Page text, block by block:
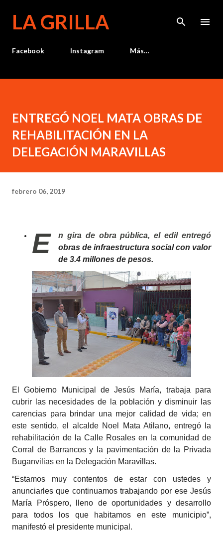
LA GRILLA
Facebook Instagram Más…
ENTREGÓ NOEL MATA OBRAS DE
REHABILITACIÓN EN LA
DELEGACIÓN MARAVILLAS
febrero 06, 2019
E
n gira de obra pública, el edil entregó
obras de infraestructura social con valor
de 3.4 millones de pesos.
El Gobierno Municipal de Jesús María, trabaja para
cubrir las necesidades de la población y disminuir las
carencias para brindar una mejor calidad de vida; en
este sentido, el alcalde Noel Mata Atilano, entregó la
rehabilitación de la Calle Rosales en la comunidad de
Corral de Barrancos y la pavimentación de la Privada
Buganvilias en la Delegación Maravillas.
“Estamos muy contentos de estar con ustedes y
anunciarles que continuamos trabajando por ese Jesús
María Próspero, lleno de oportunidades y desarrollo
para todos los que habitamos en este municipio”,
manifestó el presidente municipal.